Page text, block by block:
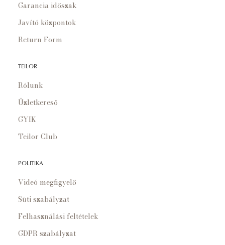
Garancia időszak
Javító központok
Return Form
TEILOR
Rólunk
Üzletkereső
GYIK
Teilor Club
POLITIKA
Videó megfigyelő
Süti szabályzat
Felhasználási feltételek
GDPR szabályzat